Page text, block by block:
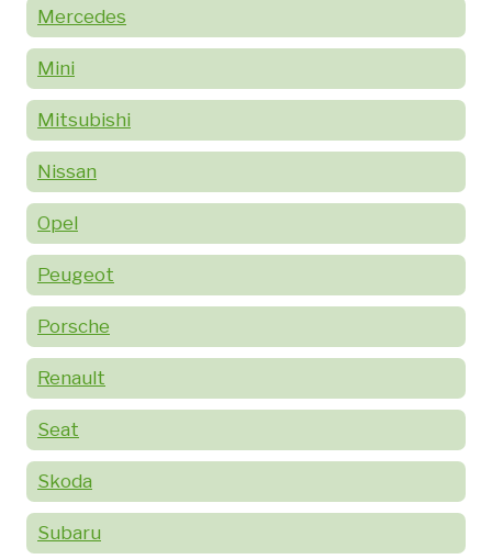
Mercedes
Mini
Mitsubishi
Nissan
Opel
Peugeot
Porsche
Renault
Seat
Skoda
Subaru